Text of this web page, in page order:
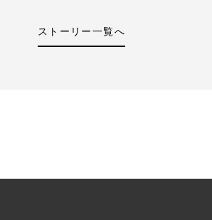
ストーリー一覧へ